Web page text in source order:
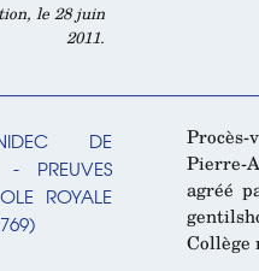
le 28 juin
2011.
DE
- PREUVES
ROYALE
Pierre-
agréé
Collège